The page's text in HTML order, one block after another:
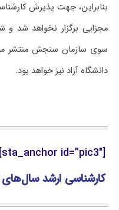
مجزایی برگزار نخواهد شد و
دانشگاه آزاد نیز خواهد بود.
[sta_anchor id=”pic3″]
کارشناسی ارشد